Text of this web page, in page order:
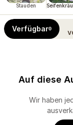
Stauden
Verfügbar0
Auf diese
Wir haben